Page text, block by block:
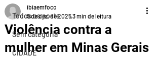
Todos os posts
Sem categoria
CIDADE
Violência contra a
mulher em Minas Gerais
ibiaemfoco
9 de dez. de 20253 min de leitura